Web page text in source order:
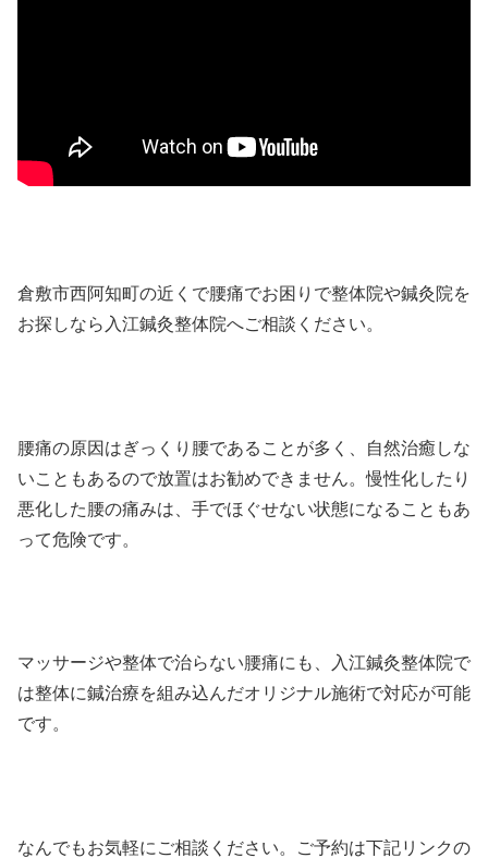
倉敷市西阿知町の近くで腰痛でお困りで整体院や鍼灸院を
お探しなら入江鍼灸整体院へご相談ください。
腰痛の原因はぎっくり腰であることが多く、自然治癒しな
いこともあるので放置はお勧めできません。慢性化したり
悪化した腰の痛みは、手でほぐせない状態になることもあ
って危険です。
マッサージや整体で治らない腰痛にも、入江鍼灸整体院で
は整体に鍼治療を組み込んだオリジナル施術で対応が可能
です。
なんでもお気軽にご相談ください。ご予約は下記リンクの